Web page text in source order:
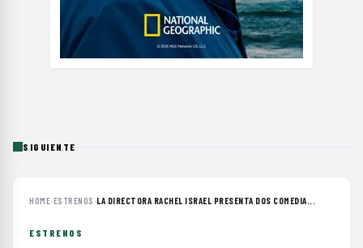
SIGUIENTE
HOME›ESTRENOS ›LA DIRECTORA RACHEL ISRAEL PRESENTA DOS COMEDIA...
ESTRENOS